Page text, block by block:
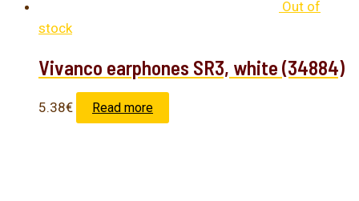
Out of
stock
Vivanco earphones SR3, white (34884)
5.38€ Read more